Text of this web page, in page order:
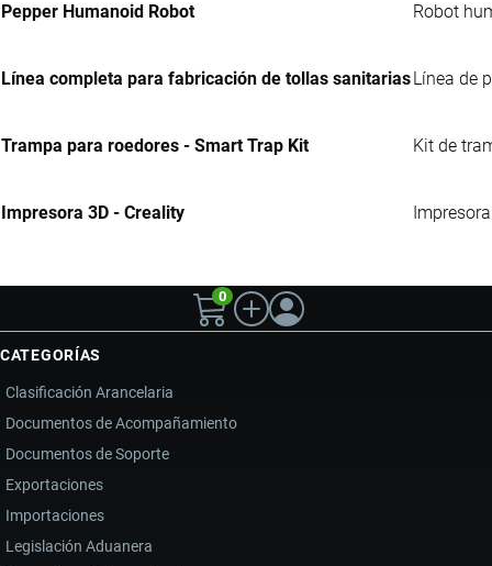
Pepper Humanoid Robot Robot
Línea completa para fabricación de tollas sanitarias Línea de
Trampa para roedores - Smart Trap Kit Kit de
Impresora 3D - Creality
0
CATEGORÍAS
Clasificación Arancelaria
Documentos de Acompañamiento
Documentos de Soporte
Exportaciones
Importaciones
Legislación Aduanera